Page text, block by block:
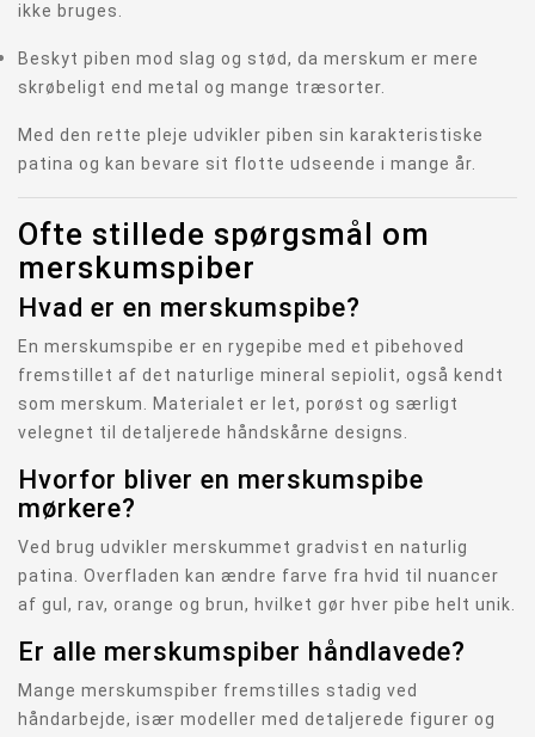
ikke bruges.
Beskyt piben mod slag og stød, da merskum er mere
skrøbeligt end metal og mange træsorter.
Med den rette pleje udvikler piben sin karakteristiske
patina og kan bevare sit flotte udseende i mange år.
Ofte stillede spørgsmål om
merskumspiber
Hvad er en merskumspibe?
En merskumspibe er en rygepibe med et pibehoved
fremstillet af det naturlige mineral sepiolit, også kendt
som merskum. Materialet er let, porøst og særligt
velegnet til detaljerede håndskårne designs.
Hvorfor bliver en merskumspibe
mørkere?
Ved brug udvikler merskummet gradvist en naturlig
patina. Overfladen kan ændre farve fra hvid til nuancer
af gul, rav, orange og brun, hvilket gør hver pibe helt unik.
Er alle merskumspiber håndlavede?
Mange merskumspiber fremstilles stadig ved
håndarbejde, især modeller med detaljerede figurer og